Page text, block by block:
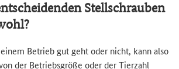
Stellschrauben
Betrieb gut geht oder nicht, kann also
der Betriebsgröße oder der Tierzahl